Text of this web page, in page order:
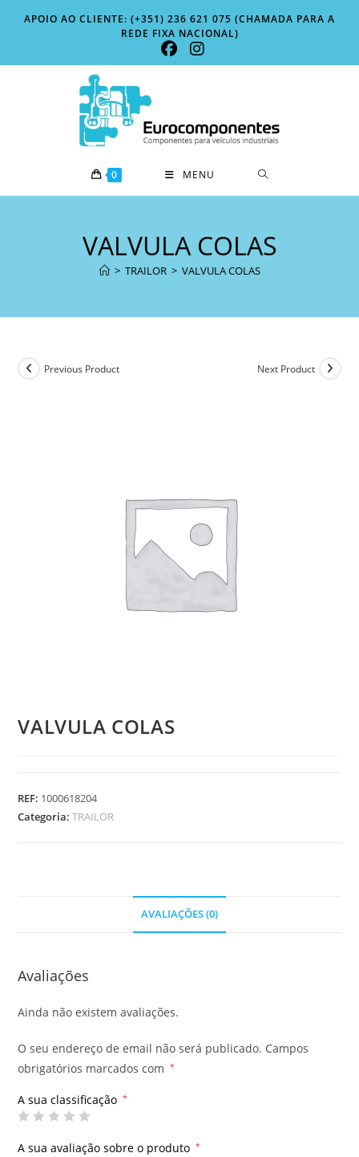
APOIO AO CLIENTE: (+351) 236 621 075 (CHAMADA PARA A
REDE FIXA NACIONAL)
0 MENU
VALVULA COLAS
> TRAILOR > VALVULA COLAS
Previous Product Next Product
VALVULA COLAS
REF: 1000618204
Categoria:TRAILOR
AVALIAÇÕES (0)
Avaliações
Ainda não existem avaliações.
O seu endereço de email não será publicado. Campos
obrigatórios marcados com
*
A sua classificação *
A sua avaliação sobre o produto *